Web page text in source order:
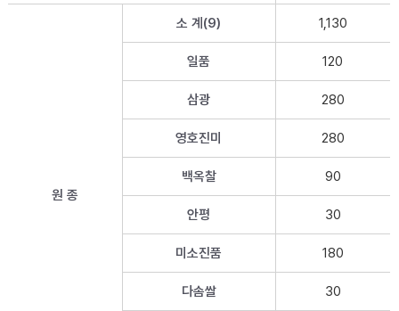
원 종
소 계(9) 1,130
일품 120
삼광 280
영호진미 280
백옥찰 90
안평 30
미소진품 180
다솜쌀 30